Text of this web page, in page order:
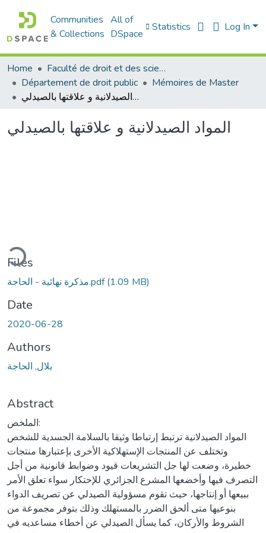
Communities
& Collections
All of
DSpace
Statistics Log In
Home
Faculté de droit et des sciences politiques
Département de droit public
Mémoires de Master
المواد الصيدلانية و علاقتها بالصيدلي
المواد الصيدلانية و علاقتها بالصيدلي
Files
مذكرة نهائية - الحاجة.pdf(1.09 MB)
Date
2020-06-28
Authors
بلال, الحاجة
Abstract
الملخص:
المواد الصيدلانية ترتبط إرتباطا وثيقا بالسلامة الجسدية للشخص
وتختلف عن المنتجات الإستهلاكية الأخرى بإعتبارها منتجات
خطيرة، وضعت لها جل التشريعات قيود وضوابط قانونية من أجل
التصرف فيها وأخضعها المشرع الجزائري للإحتكار سواء تعلق الأمر
ببيعها أو إنتاجها، حيث تقوم مسؤولية الصيدلي عن تصريف الدواء
بنوعيها متى ألحق الضرر بالمستهلك وذلك بتوفر مجموعة من
الشروط والأركان، كما يسأل الصيدلي عن أخطاء مساعديه في